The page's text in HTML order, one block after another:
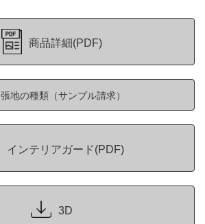
商品詳細(PDF)
張地の種類（サンプル請求）
インテリアガード(PDF)
3D